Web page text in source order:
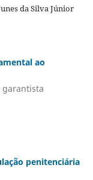
da Silva Júnior
ao
garantista
penitenciária